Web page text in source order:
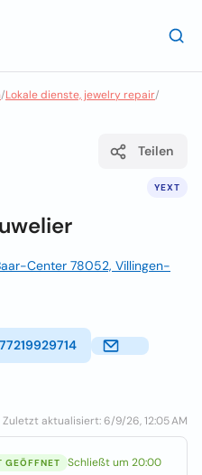
/Lokale dienste, jewelry repair/
YEXT
Teilen
Center 78052, Villingen-
Zuletzt aktualisiert: 6/9/26, 12:05 AM
GEÖFFNET Schließt um 20:00